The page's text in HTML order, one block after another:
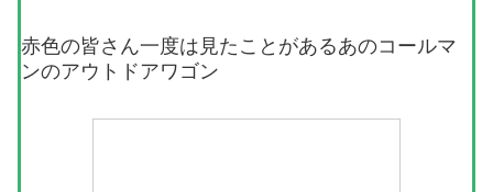
赤色の皆さん一度は見たことがあるあのコールマ
ンのアウトドアワゴン